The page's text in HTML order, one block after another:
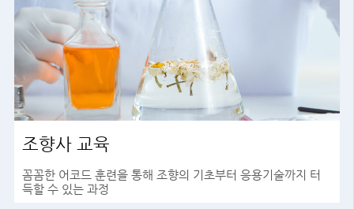
조향사 교육
꼼꼼한 어코드 훈련을 통해 조향의 기초부터 응용기술까지 터
득할 수 있는 과정